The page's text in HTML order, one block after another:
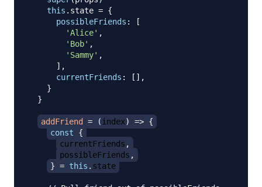
this . state = {
possibleFriends :
[
'Alice' ,
'Bob' ,
'Sammy' ,
] ,
currentFriends : [ ] ,
}
}
addFriend = ( index) => {
const
{
currentFriends ,
possibleFriends ,
} = this . state